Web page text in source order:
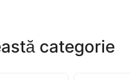
bun fixător în parfumurile
alături de santal şi
categorie